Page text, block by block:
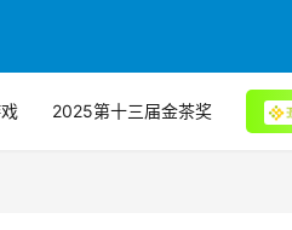
2025第十三届金茶奖